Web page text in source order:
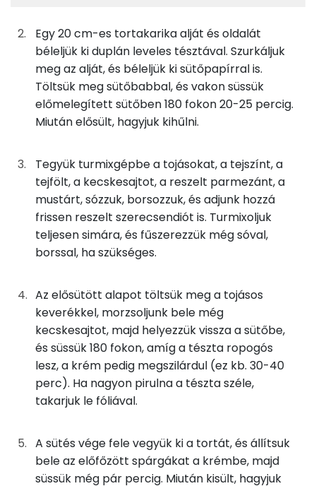
100g kecskesajt
364 kcal
0gsó
0 kcal
0gbors
50g parmezán sajt
196 kcal
1gdijoni mustár 1 kcal
Összesen
Szelén
TOP vitaminok
Kolin:
E vitamin:
Niacin - B3 vitamin:
Riboflavin - B2 vitamin:
Összesen
Zsír
Összesen
327.3 g
Egyszeresen telítetlen zsírsav:
59 g
Többszörösen telítetlen zsírsav
10 g
Egy 20 cm-es tortakarika alját és oldalát
béleljük ki duplán leveles tésztával. Szurkáljuk
meg az alját, és béleljük ki sütőpapírral is.
Töltsük meg sütőbabbal, és vakon süssük
előmelegített sütőben 180 fokon 20-25 percig.
Miután elősült, hagyjuk kihűlni.
Tegyük turmixgépbe a tojásokat, a tejszínt, a
tejfölt, a kecskesajtot, a reszelt parmezánt, a
mustárt, sózzuk, borsozzuk, és adjunk hozzá
frissen reszelt szerecsendiót is. Turmixoljuk
teljesen simára, és fűszerezzük még sóval,
borssal, ha szükséges.
Az elősütött alapot töltsük meg a tojásos
keverékkel, morzsoljunk bele még
kecskesajtot, majd helyezzük vissza a sütőbe,
és süssük 180 fokon, amíg a tészta ropogós
lesz, a krém pedig megszilárdul (ez kb. 30-40
perc). Ha nagyon pirulna a tészta széle,
takarjuk le fóliával.
A sütés vége fele vegyük ki a tortát, és állítsuk
bele az előfőzött spárgákat a krémbe, majd
süssük még pár percig. Miután kisült, hagyjuk